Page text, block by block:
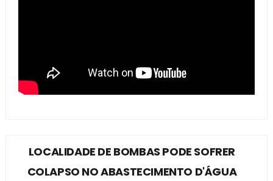
LOCALIDADE DE BOMBAS PODE SOFRER
COLAPSO NO ABASTECIMENTO D'ÁGUA